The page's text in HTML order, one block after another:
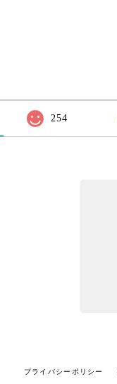
254
プライバシーポリシー